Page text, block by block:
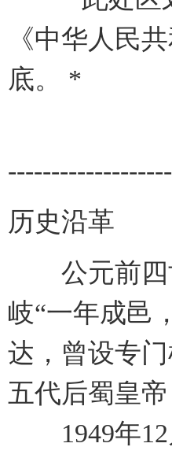
《中华人民
底。 *
历史沿革
公元前四
岐“一年成邑
达，曾设专
五代后蜀皇
1949年12